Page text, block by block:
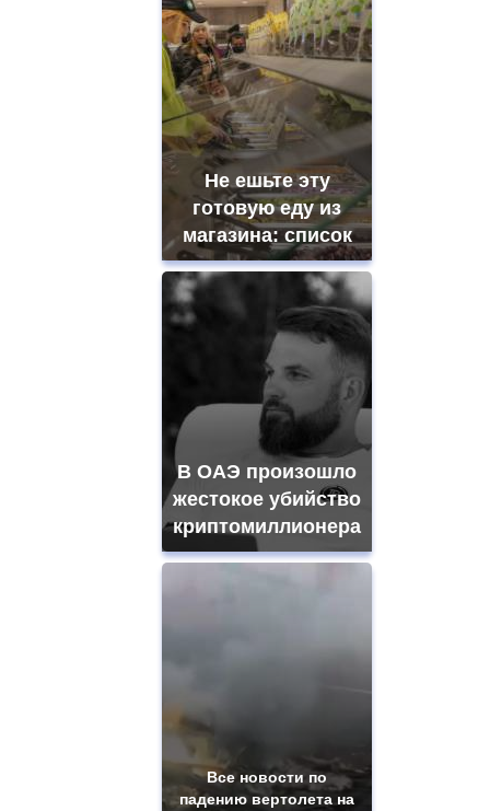
Не ешьте эту
готовую еду из
магазина: список
В ОАЭ произошло
жестокое убийство
криптомиллионера
Все новости по
падению вертолета на